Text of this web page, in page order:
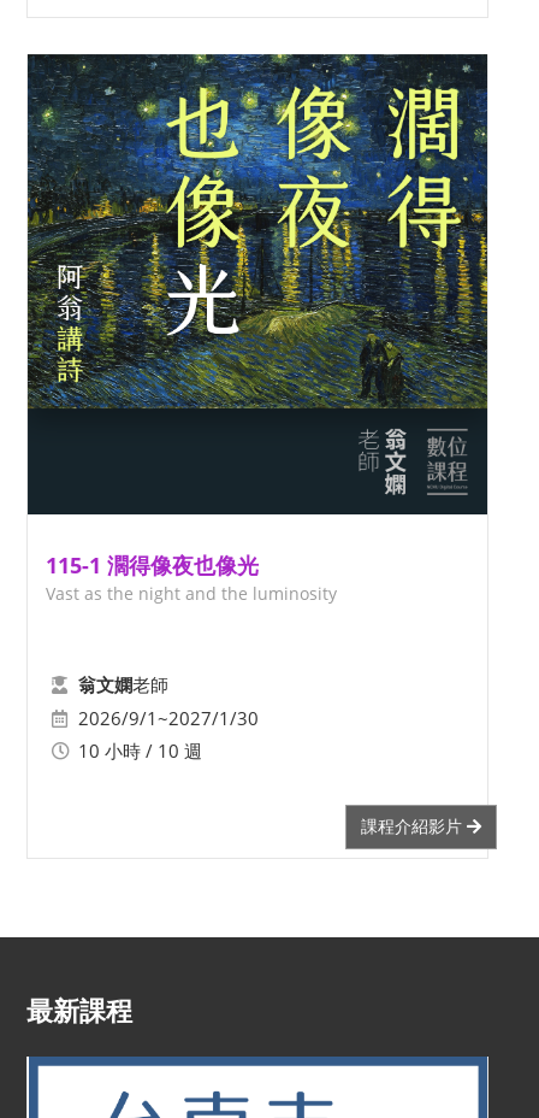
115-1 濶得像夜也像光
Vast as the night and the luminosity
翁文嫻老師
2026/9/1~2027/1/30
10 小時 / 10 週
課程介紹影片
最新課程